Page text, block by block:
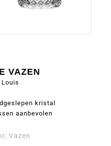
VAZEN
kristal
aanbevolen
, Vazen